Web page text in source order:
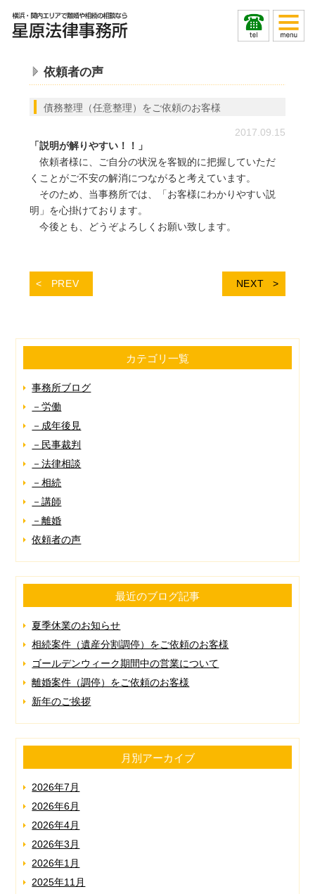
依頼者の声
債務整理（任意整理）をご依頼のお客様
2017.09.15
「説明が解りやすい！！」
依頼者様に、ご自分の状況を客観的に把握していただ
くことがご不安の解消につながると考えています。
そのため、当事務所では、「お客様にわかりやすい説
明」を心掛けております。
今後とも、どうぞよろしくお願い致します。
PREV NEXT
カテゴリ一覧
事務所ブログ
－労働
－成年後見
－民事裁判
－法律相談
－相続
－講師
－離婚
依頼者の声
最近のブログ記事
夏季休業のお知らせ
相続案件（遺産分割調停）をご依頼のお客様
ゴールデンウィーク期間中の営業について
離婚案件（調停）をご依頼のお客様
新年のご挨拶
月別アーカイブ
2026年7月
2026年6月
2026年4月
2026年3月
2026年1月
2025年11月